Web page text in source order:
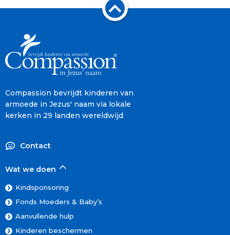
Compassion bevrijdt kinderen van
armoede in Jezus' naam via lokale
kerken in 29 landen wereldwijd
Contact
Wat we doen
Kindsponsoring
Fonds Moeders & Baby’s
Aanvullende hulp
Kinderen beschermen